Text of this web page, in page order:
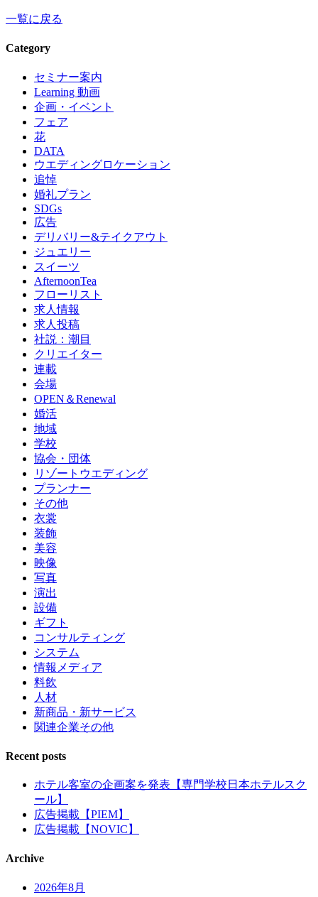
一覧に戻る
Category
セミナー案内
Learning 動画
企画・イベント
フェア
花
DATA
ウエディングロケーション
追悼
婚礼プラン
SDGs
広告
デリバリー&テイクアウト
ジュエリー
スイーツ
AfternoonTea
フローリスト
求人情報
求人投稿
社説：潮目
クリエイター
連載
会場
OPEN＆Renewal
婚活
地域
学校
協会・団体
リゾートウエディング
プランナー
その他
衣裳
装飾
美容
映像
写真
演出
設備
ギフト
コンサルティング
システム
情報メディア
料飲
人材
新商品・新サービス
関連企業その他
Recent posts
ホテル客室の企画案を発表【専門学校日本ホテルスク
ール】
広告掲載【PIEM】
広告掲載【NOVIC】
Archive
2026年8月